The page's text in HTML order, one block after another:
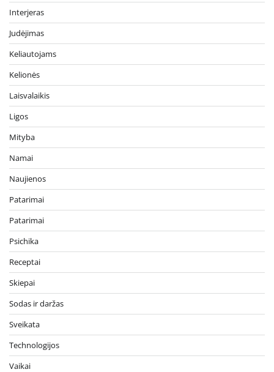
Interjeras
Judėjimas
Keliautojams
Kelionės
Laisvalaikis
Ligos
Mityba
Namai
Naujienos
Patarimai
Patarimai
Psichika
Receptai
Skiepai
Sodas ir daržas
Sveikata
Technologijos
Vaikai